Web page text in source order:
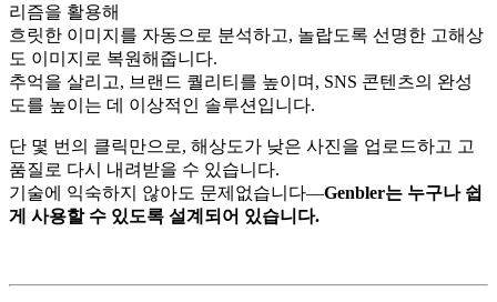
리즘을 활용해
흐릿한 이미지를 자동으로 분석하고, 놀랍도록 선명한 고해상
도 이미지로 복원해줍니다.
추억을 살리고, 브랜드 퀄리티를 높이며, SNS 콘텐츠의 완성
도를 높이는 데 이상적인 솔루션입니다.
단 몇 번의 클릭만으로, 해상도가 낮은 사진을 업로드하고 고
품질로 다시 내려받을 수 있습니다.
기술에 익숙하지 않아도 문제없습니다—Genbler는 누구나 쉽
게 사용할 수 있도록 설계되어 있습니다.